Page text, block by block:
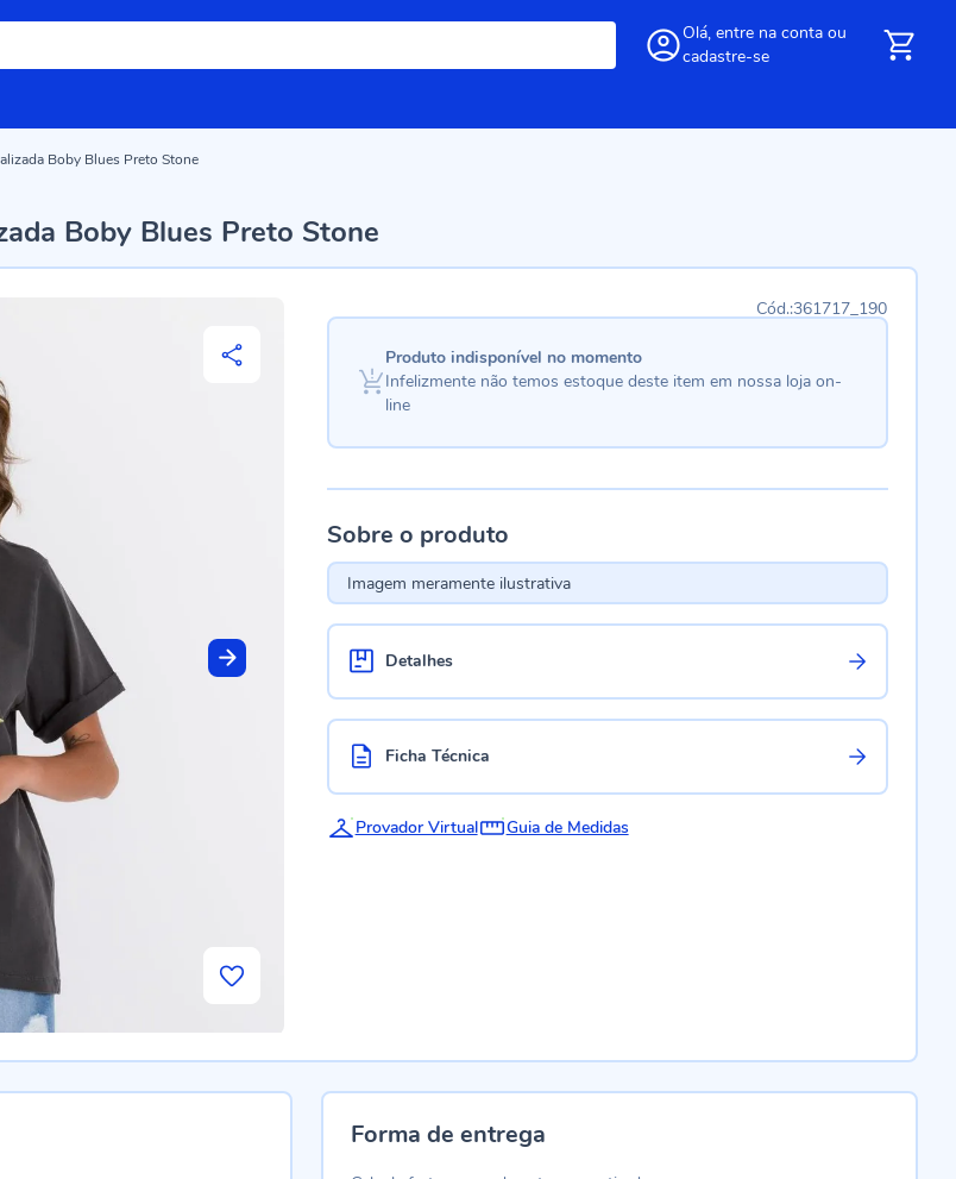
Olá, entre na conta ou
cadastre-se
Boby Blues Preto Stone
Boby Blues Preto Stone
361717_190
Produto indisponível no momento
Infelizmente não temos estoque deste item em nossa loja on-
line
Sobre o produto
Imagem meramente ilustrativa
Detalhes
Ficha Técnica
Provador Virtual Guia de Medidas
Forma de entrega